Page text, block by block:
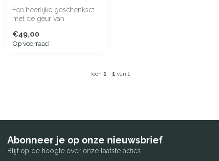
Een heerlijke geschenkset
met de geur van
tonen van kan...
€49,00
Op voorraad
Toon 1 - 1 van 1
Abonneer je op onze nieuwsbrief
Blijf op de hoogte over onze laatste acties